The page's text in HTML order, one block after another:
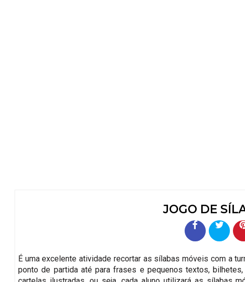
JOGO DE
É uma excelente atividade recortar as sílabas móveis com a
ponto de partida até para frases e pequenos textos,